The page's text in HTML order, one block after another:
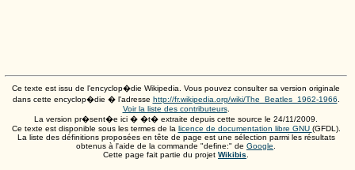
Ce texte est issu de l'encyclop�die Wikipedia. Vous pouvez consulter sa version originale
dans cette encyclop�die � l'adresse http://fr.wikipedia.org/wiki/The_Beatles_1962-1966
Voir la liste des contributeurs.
La version pr�sent�e ici � �t� extraite depuis cette source le 24/11/2009
Ce texte est disponible sous les termes de la licence de documentation libre GNU (GFDL).
La liste des définitions proposées en tête de page est une sélection parmi les résultats
obtenus à l'aide de la commande "define:" de Google
Cette page fait partie du projet Wikibis